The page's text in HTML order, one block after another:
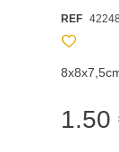
REF
1.50